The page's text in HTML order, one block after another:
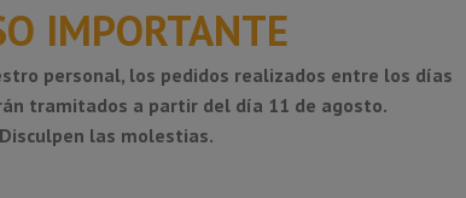
IMPORTANTE
personal, los pedidos realizados entre los días
tramitados a partir del día 11 de agosto.
Disculpen las molestias.